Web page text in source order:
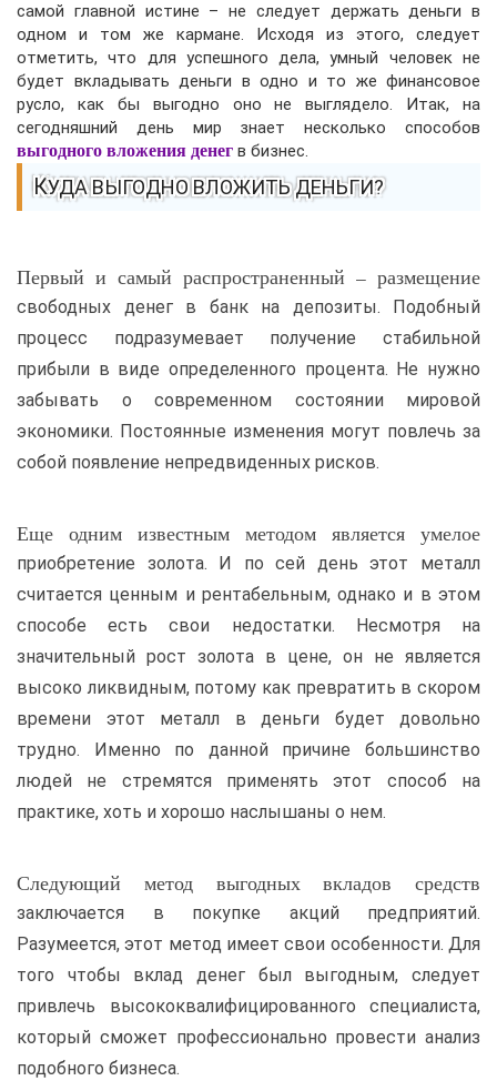
самой главной истине – не следует держать деньги в
одном и том же кармане. Исходя из этого, следует
отметить, что для успешного дела, умный человек не
будет вкладывать деньги в одно и то же финансовое
русло, как бы выгодно оно не выглядело. Итак, на
сегодняшний день мир знает несколько способов
выгодного вложения денег в бизнес.
КУДА ВЫГОДНО ВЛОЖИТЬ ДЕНЬГИ?
Первый и самый распространенный – размещение
свободных денег в банк на депозиты. Подобный
процесс подразумевает получение стабильной
прибыли в виде определенного процента. Не нужно
забывать о современном состоянии мировой
экономики. Постоянные изменения могут повлечь за
собой появление непредвиденных рисков.
Еще одним известным методом является умелое
приобретение золота. И по сей день этот металл
считается ценным и рентабельным, однако и в этом
способе есть свои недостатки. Несмотря на
значительный рост золота в цене, он не является
высоко ликвидным, потому как превратить в скором
времени этот металл в деньги будет довольно
трудно. Именно по данной причине большинство
людей не стремятся применять этот способ на
практике, хоть и хорошо наслышаны о нем.
Следующий метод выгодных вкладов средств
заключается в покупке акций предприятий.
Разумеется, этот метод имеет свои особенности. Для
того чтобы вклад денег был выгодным, следует
привлечь высококвалифицированного специалиста,
который сможет профессионально провести анализ
подобного бизнеса.